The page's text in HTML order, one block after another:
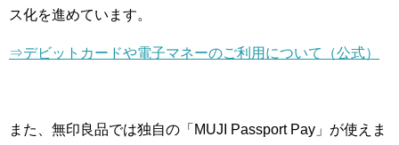
ス化を進めています。
⇒デビットカードや電子マネーのご利用について（公式）
また、無印良品では独自の「MUJI Passport Pay」が使えま